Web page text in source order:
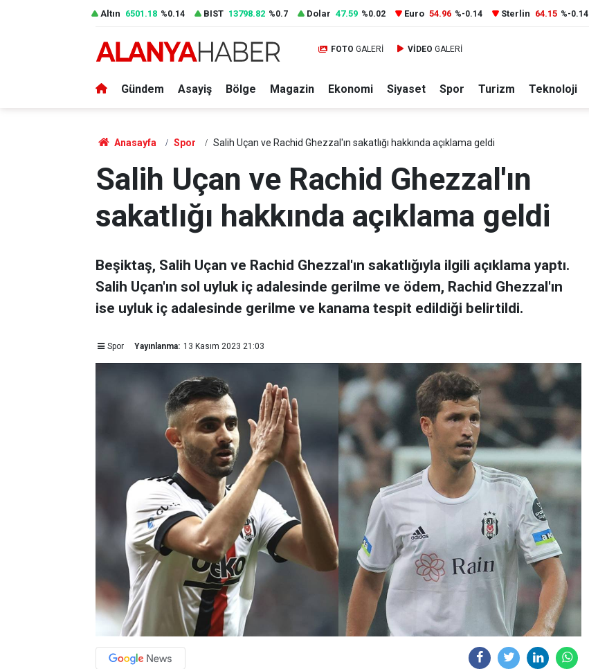
Altın 6501.18 %0.14 BIST 13798.82 %0.7 Dolar 47.59 %0.02 Euro 54.96 %-0.14 Sterlin 64.15 %-0.14
FOTO GALERİ VİDEO GALERİ
Gündem Asayiş Bölge Magazin Ekonomi Siyaset Spor Turizm Teknoloji
Anasayfa Spor Salih Uçan ve Rachid Ghezzal'ın sakatlığı hakkında açıklama geldi
Salih Uçan ve Rachid Ghezzal'ın
sakatlığı hakkında açıklama geldi
Beşiktaş, Salih Uçan ve Rachid Ghezzal'ın sakatlığıyla ilgili açıklama yaptı.
Salih Uçan'ın sol uyluk iç adalesinde gerilme ve ödem, Rachid Ghezzal'ın
ise uyluk iç adalesinde gerilme ve kanama tespit edildiği belirtildi.
Spor Yayınlanma: 13 Kasım 2023 21:03